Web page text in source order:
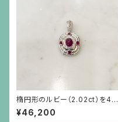
楕円形のルビー（2.02ct）を4つ
の小さなルビーが取り巻くシル
バーペンダント（チェーン別）
¥46,200